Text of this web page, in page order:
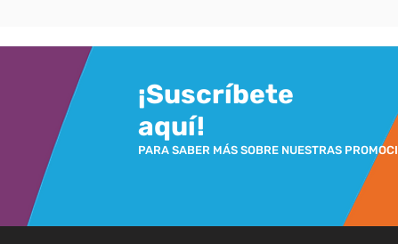
¡Suscríbete
aquí!
PARA SABER MÁS SOBRE NUESTRAS